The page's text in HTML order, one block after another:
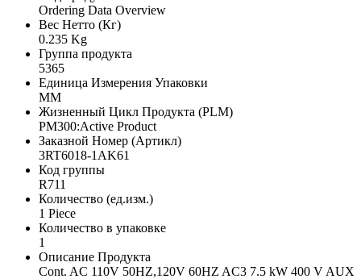
Ordering Data Overview
Вес Нетто (Кг)
0.235 Kg
Группа продукта
5365
Единица Измерения Упаковки
MM
Жизненный Цикл Продукта (PLM)
PM300:Active Product
Заказной Номер (Артикл)
3RT6018-1AK61
Код группы
R711
Количество (ед.изм.)
1 Piece
Количество в упаковке
1
Описание Продукта
Cont. AC 110V 50HZ,120V 60HZ AC3 7.5 kW 400 V AUX